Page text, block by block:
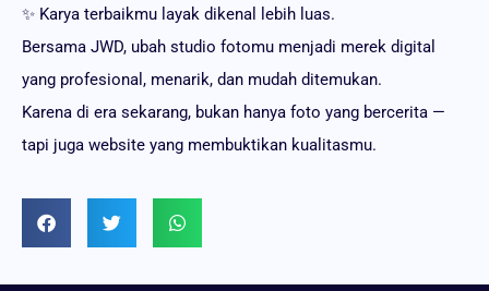
✨ Karya terbaikmu layak dikenal lebih luas.
Bersama JWD, ubah studio fotomu menjadi merek digital
yang profesional, menarik, dan mudah ditemukan.
Karena di era sekarang, bukan hanya foto yang bercerita —
tapi juga website yang membuktikan kualitasmu.